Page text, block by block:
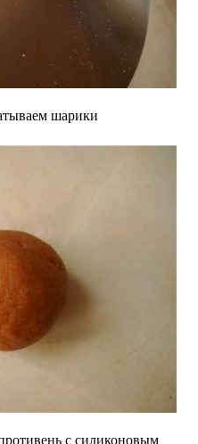
шарики
с силиконовым